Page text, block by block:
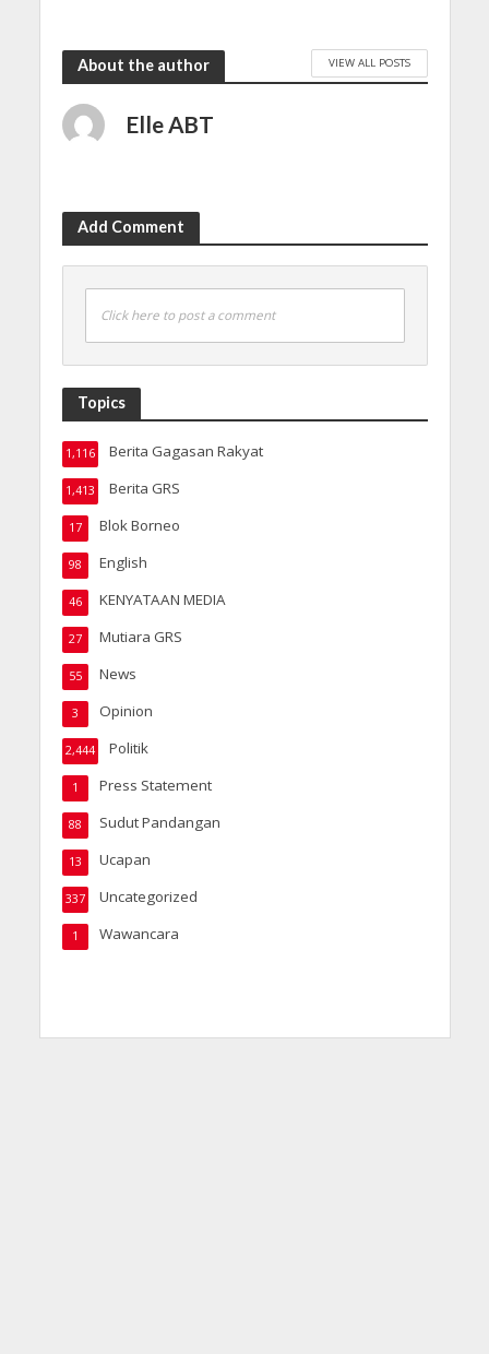
About the author VIEW ALL POSTS
Elle ABT
Add Comment
Click here to post a comment
Topics
Berita Gagasan Rakyat
1,116
Berita GRS
1,413
Blok Borneo
17
English
98
KENYATAAN MEDIA
46
Mutiara GRS
27
News
55
Opinion
3
Politik
2,444
Press Statement
1
Sudut Pandangan
88
Ucapan
13
Uncategorized
337
Wawancara
1